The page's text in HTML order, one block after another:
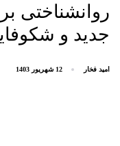
روانشناختی
جدید و
امید فخار 12 شهریور 1403